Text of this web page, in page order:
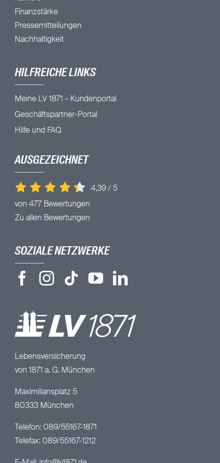
Finanzstärke
Pressemitteilungen
Nachhaltigkeit
HILFREICHE LINKS
Meine LV 1871 – Kundenportal
Geschäftspartner-Portal
Hilfe und FAQ
AUSGEZEICHNET
4,39/ 5
von 477 Bewertungen
Zu allen Bewertungen
SOZIALE NETZWERKE
Lebensversicherung
von 1871 a. G. München
Maximiliansplatz 5
80333 München
Telefon: 089/55167-1871
Telefax: 089/55167-1212